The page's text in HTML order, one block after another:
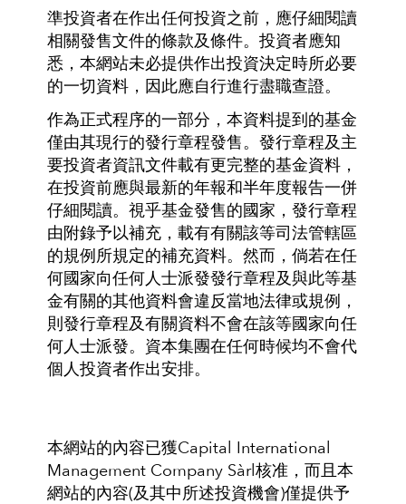
準投資者在作出任何投資之前，應仔細閱讀
相關發售文件的條款及條件。投資者應知
悉，本網站未必提供作出投資決定時所必要
的一切資料，因此應自行進行盡職查證。
作為正式程序的一部分，本資料提到的基金
僅由其現行的發行章程發售。發行章程及主
要投資者資訊文件載有更完整的基金資料，
在投資前應與最新的年報和半年度報告一併
仔細閱讀。視乎基金發售的國家，發行章程
由附錄予以補充，載有有關該等司法管轄區
的規例所規定的補充資料。然而，倘若在任
何國家向任何人士派發發行章程及與此等基
金有關的其他資料會違反當地法律或規例，
則發行章程及有關資料不會在該等國家向任
何人士派發。資本集團在任何時候均不會代
個人投資者作出安排。
本網站的內容已獲Capital International
Management Company Sàrl核准，而且本
網站的內容(及其中所述投資機會)僅提供予